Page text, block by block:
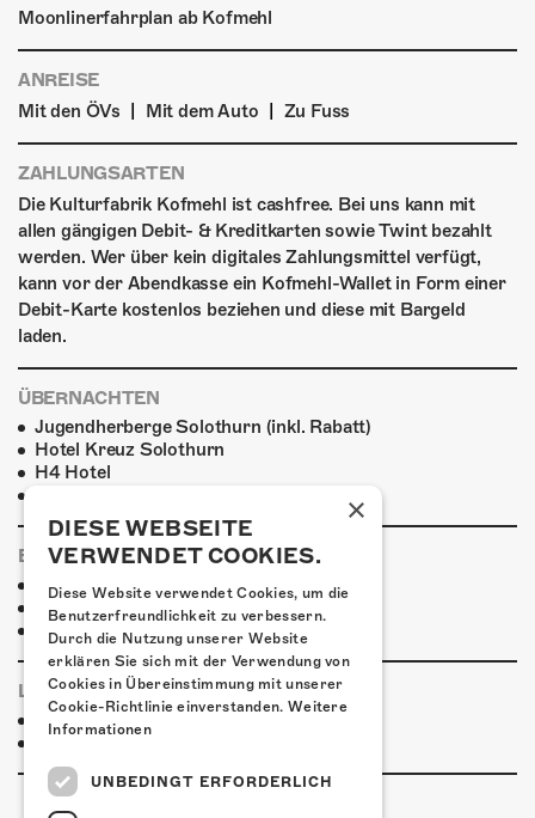
Moonlinerfahrplan ab Kofmehl
ANREISE
Mit den ÖVs
Mit dem Auto Zu Fuss
ZAHLUNGSARTEN
Die Kulturfabrik Kofmehl ist cashfree. Bei uns kann mit
allen gängigen Debit- & Kreditkarten sowie Twint bezahlt
werden. Wer über kein digitales Zahlungsmittel verfügt,
kann vor der Abendkasse ein Kofmehl-Wallet in Form einer
Debit-Karte kostenlos beziehen und diese mit Bargeld
laden.
ÜBERNACHTEN
Jugendherberge Solothurn (inkl. Rabatt)
Hotel Kreuz Solothurn
H4 Hotel
ESSENSTIPPS
Pier 11
Restaurant Kreuz
Pittaria
LINKS & PARTNER
Facebook-Event
×
DIESE WEBSEITE
VERWENDET COOKIES.
Diese Website verwendet Cookies, um die
Benutzerfreundlichkeit zu verbessern.
Durch die Nutzung unserer Website
erklären Sie sich mit der Verwendung von
Cookies in Übereinstimmung mit unserer
Cookie-Richtlinie einverstanden. Weitere
Informationen
UNBEDINGT ERFORDERLICH